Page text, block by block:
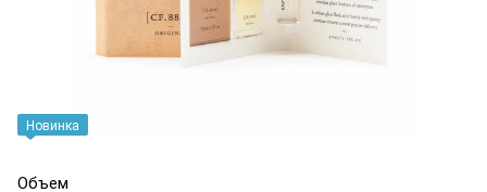
Новинка
Объем